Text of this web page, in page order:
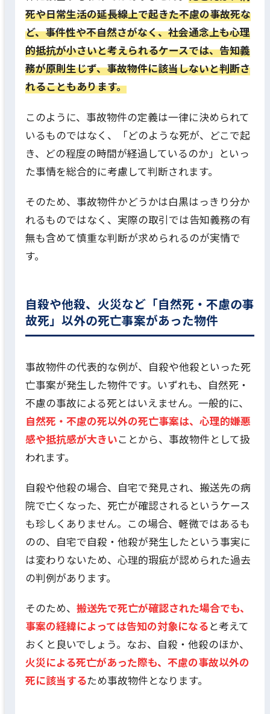
死や日常生活の延長線上で起きた不慮の事故死な
ど、事件性や不自然さがなく、社会通念上も心理
的抵抗が小さいと考えられるケースでは、告知義
務が原則生じず、事故物件に該当しないと判断さ
れることもあります。
このように、事故物件の定義は一律に決められて
いるものではなく、「どのような死が、どこで起
き、どの程度の時間が経過しているのか」といっ
た事情を総合的に考慮して判断されます。
そのため、事故物件かどうかは白黒はっきり分か
れるものではなく、実際の取引では告知義務の有
無も含めて慎重な判断が求められるのが実情で
す。
自殺や他殺、火災など「自然死・不慮の事
故死」以外の死亡事案があった物件
事故物件の代表的な例が、自殺や他殺といった死
亡事案が発生した物件です。いずれも、自然死・
不慮の事故による死とはいえません。一般的に、
自然死・不慮の死以外の死亡事案は、心理的嫌悪
感や抵抗感が大きいことから、事故物件として扱
われます。
自殺や他殺の場合、自宅で発見され、搬送先の病
院で亡くなった、死亡が確認されるというケース
も珍しくありません。この場合、軽微ではあるも
のの、自宅で自殺・他殺が発生したという事実に
は変わりないため、心理的瑕疵が認められた過去
の判例があります。
そのため、 搬送先で死亡が確認された場合でも、
事案の経緯によっては告知の対象になると考えて
おくと良いでしょう。なお、自殺・他殺のほか、
火災による死亡があった際も、不慮の事故以外の
死に該当するため事故物件となります。